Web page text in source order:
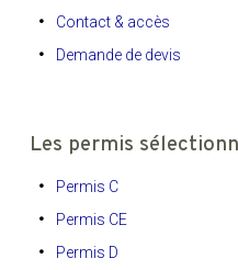
Contact & accès
Demande de devis
Les permis
Permis C
Permis CE
Permis D